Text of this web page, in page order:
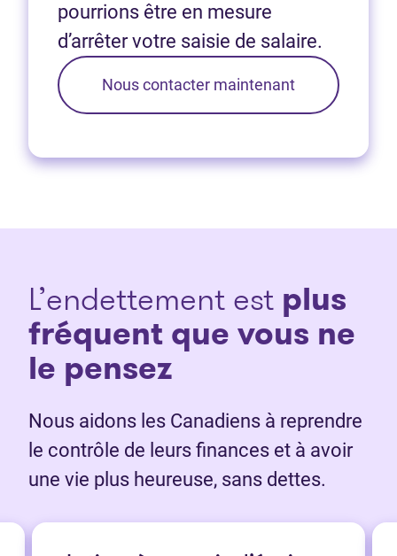
pourrions être en mesure
d’arrêter votre saisie de salaire.
Nous contacter maintenant
L’endettement est plus
fréquent que vous ne
le pensez
Nous aidons les Canadiens à reprendre
le contrôle de leurs finances et à avoir
une vie plus heureuse, sans dettes.